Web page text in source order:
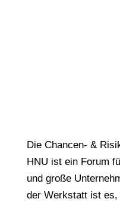
Die Chancen- &
HNU ist ein Forum
und große
der Werkstatt ist es,